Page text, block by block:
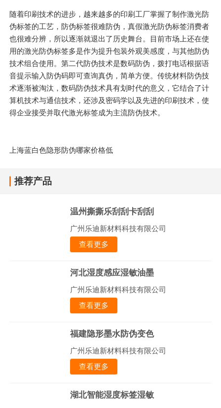
随着印刷技术的进步，越来越多的印刷工厂掌握了制作激光防
伪标签的工艺，防伪标签很难防伪，真假激光防伪标签消费者
也很难分辨，所以逐渐就退出了历史舞台。目前市场上还在使
用的激光防伪标签多是作为提升包装外观美感度，与其他防伪
技术组合使用。第二代防伪技术是数码防伪，拨打电话根据语
音提示输入防伪码即可查询真伪，简单方便。传统材料防伪技
术逐渐被淘汰，数码防伪技术具有划时代的意义，它结合了计
算机技术与通信技术，还涉及密码学以及先进的印刷技术，使
得企业接受并取代激光标签成为主流防伪技术。
上海蓝白色隐形防伪哪家价格低
推荐产品
温州撕撕乐刮刮卡刮刮
广州乐迪新材料科技有限公司
查看更多
河北湿度感应湿敏油墨
广州乐迪新材料科技有限公司
查看更多
福建隐形墨水防伪变色
广州乐迪新材料科技有限公司
查看更多
湖北智能湿度标签湿敏